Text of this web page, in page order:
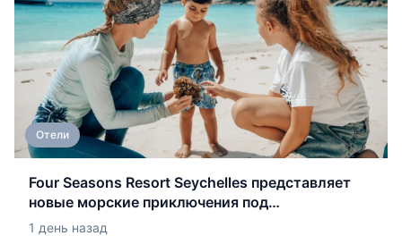
Отели
Four Seasons Resort Seychelles представляет
новые морские приключения под
руководством штатных морских биологов
1 день назад